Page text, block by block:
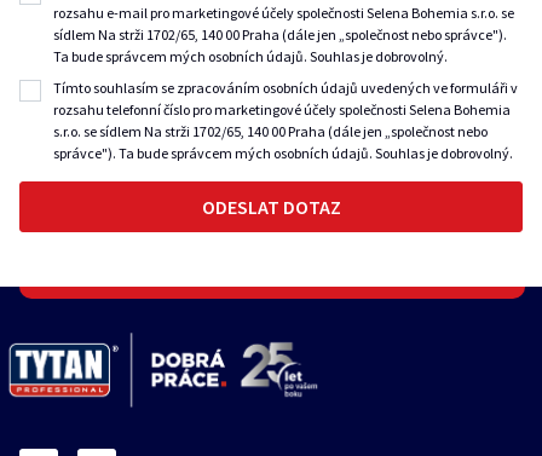
rozsahu e-mail pro marketingové účely společnosti Selena Bohemia s.r.o. se
sídlem Na strži 1702/65, 140 00 Praha (dále jen „společnost nebo správce").
Ta bude správcem mých osobních údajů. Souhlas je dobrovolný.
Tímto souhlasím se zpracováním osobních údajů uvedených ve formuláři v
rozsahu telefonní číslo pro marketingové účely společnosti Selena Bohemia
s.r.o. se sídlem Na strži 1702/65, 140 00 Praha (dále jen „společnost nebo
správce"). Ta bude správcem mých osobních údajů. Souhlas je dobrovolný.